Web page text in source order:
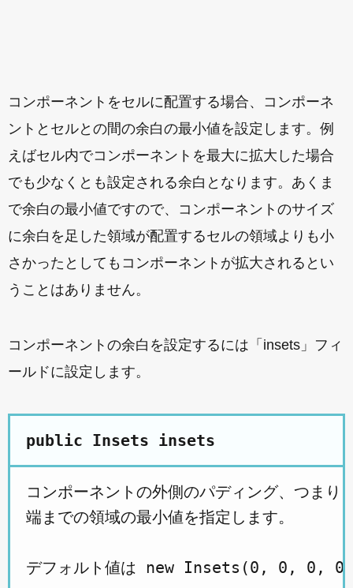
コンポーネントをセルに配置する場合、コンポーネ
ントとセルとの間の余白の最小値を設定します。例
えばセル内でコンポーネントを最大に拡大した場合
でも少なくとも設定される余白となります。あくま
で余白の最小値ですので、コンポーネントのサイズ
に余白を足した領域が配置するセルの領域よりも小
さかったとしてもコンポーネントが拡大されるとい
うことはありません。
コンポーネントの余白を設定するには「insets」フィ
ールドに設定します。
public Insets insets
コンポーネントの外側のパディング、つまり
端までの領域の最小値を指定します。